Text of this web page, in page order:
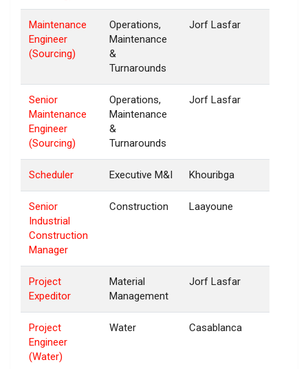
Maintenance
Engineer
(Sourcing)
Operations,
Maintenance
&
Turnarounds
Jorf Lasfar
Senior
Maintenance
Engineer
(Sourcing)
Operations,
Maintenance
&
Turnarounds
Jorf Lasfar
Scheduler Executive M&I Khouribga
Senior
Industrial
Construction
Manager
Construction Laayoune
Project
Expeditor
Material
Management
Jorf Lasfar
Project
Engineer
(Water)
Water Casablanca